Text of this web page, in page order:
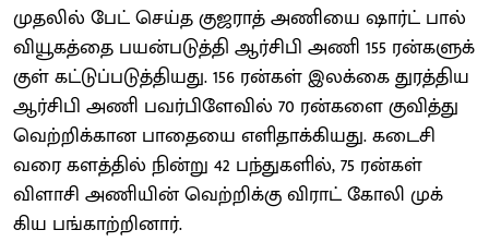
முதலில் பேட் செய்த குஜராத் அணியை ஷார்ட் பால்
வியூ​கத்தை பயன்​படுத்தி ஆர்சிபி அணி 155 ரன்​களுக்​
குள் கட்​டுப்​படுத்​தி​யது. 156 ரன்​கள் இலக்கை துரத்​திய
ஆர்​சிபி அணி பவர்​பிளே​வில் 70 ரன்​களை குவித்து
வெற்​றிக்​கான பாதையை எளிதாக்​கியது. கடைசி
வரை களத்​தில் நின்று 42 பந்​துகளில், 75 ரன்​கள்
விளாசி அணி​யின் வெற்​றிக்கு விராட் கோலி முக்​
கிய பங்​காற்​றி​னார்.